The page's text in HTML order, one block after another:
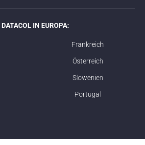
DATACOL IN EUROPA:
Frankreich
Österreich
Slowenien
Portugal